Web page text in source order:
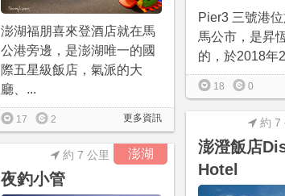
Pier3 三號港
馬公市，是昇
的，於2018年
18 0
澎湖福朋喜來登酒店就在馬
公港旁邊，是澎湖唯一的國
際五星級飯店，氣派的大
廳、...
更多資訊
17 2
澎澄飯店
Hotel
約 7
澎湖
夜釣小管
約 7 公里